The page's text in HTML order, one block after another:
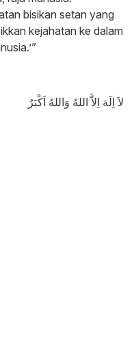
bisikan setan yang
kejahatan ke dalam
لاَ اِلَهَ اِلاَّ اللهُ وَاللهُ اَكْبَرُ